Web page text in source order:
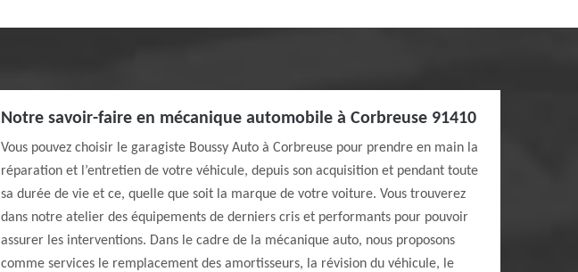
Notre savoir-faire en mécanique automobile à Corbreuse 91410
Vous pouvez choisir le garagiste Boussy Auto à Corbreuse pour prendre en main la
réparation et l’entretien de votre véhicule, depuis son acquisition et pendant toute
sa durée de vie et ce, quelle que soit la marque de votre voiture. Vous trouverez
dans notre atelier des équipements de derniers cris et performants pour pouvoir
assurer les interventions. Dans le cadre de la mécanique auto, nous proposons
comme services le remplacement des amortisseurs, la révision du véhicule, le